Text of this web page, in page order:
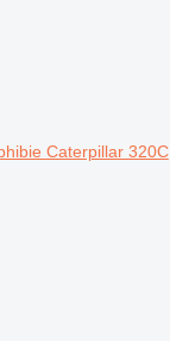
Caterpillar 320C